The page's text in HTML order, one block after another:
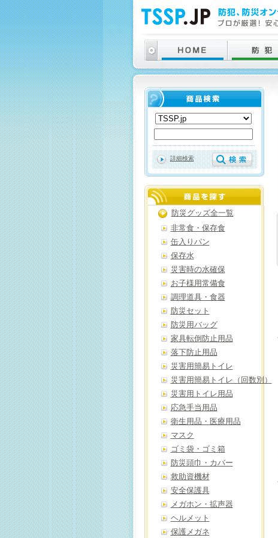
詳細検索
防災グッズ全一覧
非常食・保存食
缶入りパン
保存水
災害時の水確保
お子様用常備食
調理道具・食器
防災セット
防災用バッグ
家具転倒防止用品
落下防止用品
災害用簡易トイレ
災害用簡易トイレ（回数別）
災害用トイレ用品
応急手当用品
衛生用品・医療用品
マスク
ゴミ袋・ゴミ箱
防災頭巾・カバー
救助資機材
安全保護具
メガホン・拡声器
ヘルメット
保護メガネ